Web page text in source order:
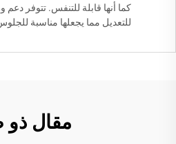
كما أنها قابلة للتنفس. تتوفر دعم
للتعديل مما يجعلها مناسبة
مقال ذو